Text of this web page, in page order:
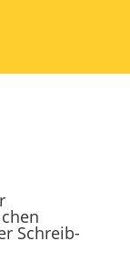
Schreib-